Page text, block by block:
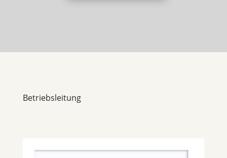
Betriebsleitung